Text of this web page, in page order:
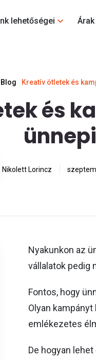
lehetőségei Árak
Blog Kreatív ötletek és
és
Nikolett Lorincz
Nyakunkon az
vállalatok pedig
Fontos, hogy
Olyan
emlékezetes
De hogyan